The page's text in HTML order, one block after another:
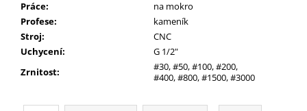
Práce:
na mokro
Profese:
kameník
Stroj:
CNC
Uchycení:
G 1/2"
Zrnitost:
#30, #50, #100, #200,
#400, #800, #1500, #3000